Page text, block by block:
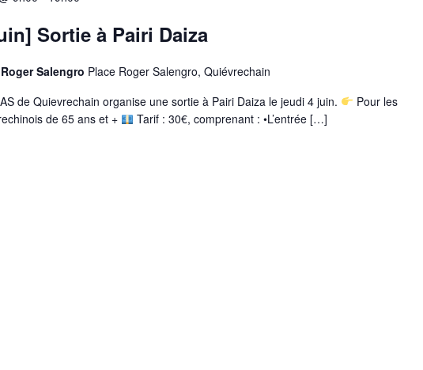
Sortie à Pairi Daiza
Salengro Place Roger Salengro, Quiévrechain
de Quievrechain organise une sortie à Pairi Daiza le jeudi 4 juin.
Pour les
de 65 ans et +
Tarif : 30€, comprenant : •L’entrée […]